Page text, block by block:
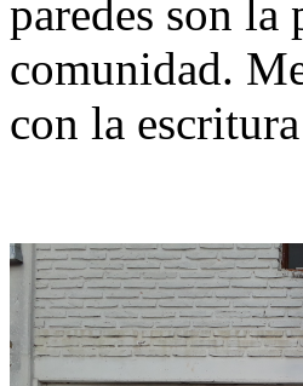
paredes son la
comunidad.
con la